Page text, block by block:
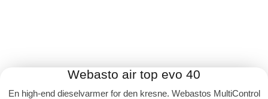
Webasto air top evo 40
En high-end dieselvarmer for den kresne. Webastos MultiControl